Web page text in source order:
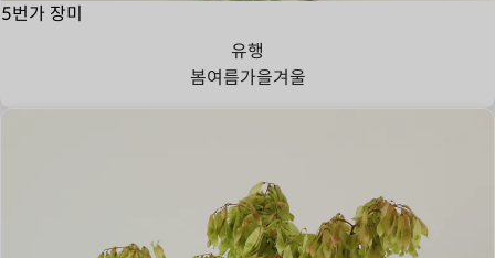
5번가 장미
유행
봄여름가을겨울